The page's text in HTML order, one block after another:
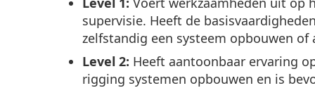
supervisie. Heeft de
zelfstandig een systeem opbouwen of
Level 2: Heeft aantoonbaar ervaring
rigging systemen opbouwen en is